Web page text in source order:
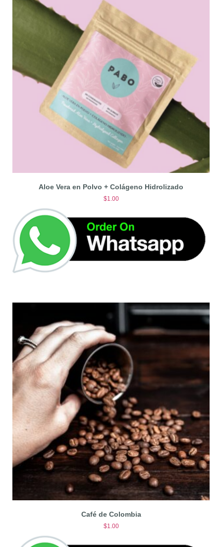
Aloe Vera en Polvo + Colágeno Hidrolizado
$1.00
Café de Colombia
$1.00